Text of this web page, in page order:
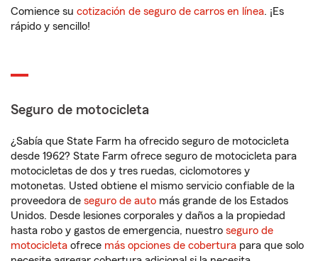
Comience su cotización de seguro de carros en línea. ¡Es
rápido y sencillo!
Seguro de motocicleta
¿Sabía que State Farm ha ofrecido seguro de motocicleta
desde 1962? State Farm ofrece seguro de motocicleta para
motocicletas de dos y tres ruedas, ciclomotores y
motonetas. Usted obtiene el mismo servicio confiable de la
proveedora de seguro de auto más grande de los Estados
Unidos. Desde lesiones corporales y daños a la propiedad
hasta robo y gastos de emergencia, nuestro seguro de
motocicleta ofrece más opciones de cobertura para que solo